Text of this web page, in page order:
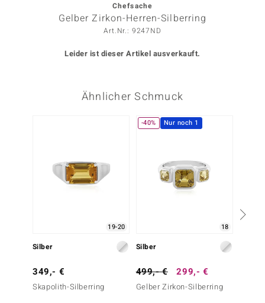
BY DE MELO
Chefsache
Gelber Zirkon-Herren-Silberring
Art.Nr.: 9247ND
Leider ist dieser Artikel ausverkauft.
Ähnlicher Schmuck
19-20
Silber
349,- €
Skapolith-Silberring
-40% Nur noch 1
18
Silber
499,- € 299,- €
Gelber Zirkon-Silberring